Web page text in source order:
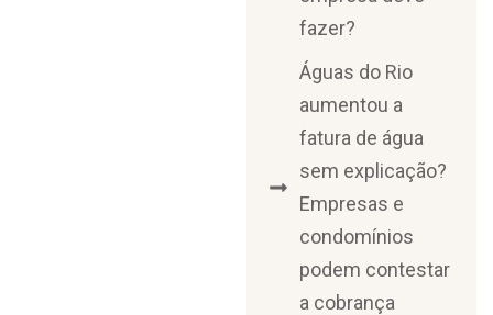
fazer?
Águas do Rio
aumentou a
fatura de água
sem explicação?
Empresas e
condomínios
podem contestar
a cobrança